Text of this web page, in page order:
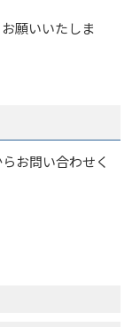
願いいたしま
お問い合わせく